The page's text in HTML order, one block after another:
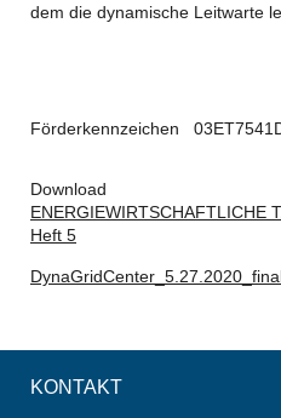
dem die dynamische Leitwarte
Förderkennzeichen
Download
ENERGIEWIRTSCHAFTLICHE
Heft 5
KONTAKT